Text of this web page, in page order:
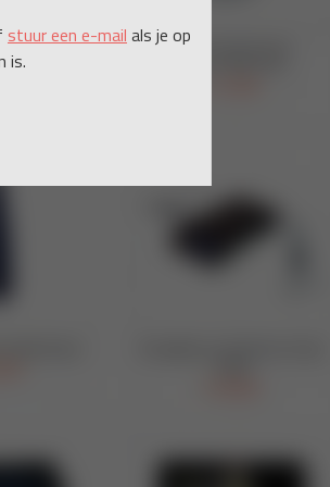
stuur een e-mail als je op
is.